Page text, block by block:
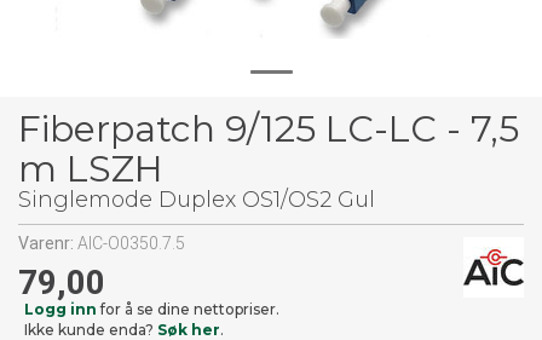
Fiberpatch 9/125 LC-LC - 7,5
m LSZH
Singlemode Duplex OS1/OS2 Gul
Varenr: AIC-O0350.7.5
79,00
Logg inn for å se dine nettopriser.
Ikke kunde enda? Søk her.